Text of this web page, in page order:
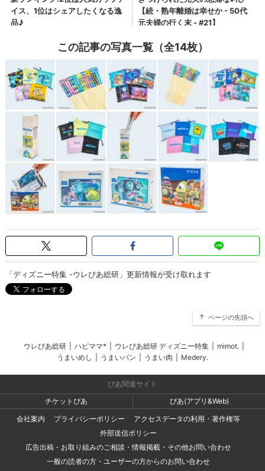
この記事の写真一覧（全14枚）
「ディズニー特集 -ウレぴあ総研」更新情報が受け取れます
ページの先頭へ
ウレぴあ総研 ハピママ* ウレぴあ総研 ディズニー特集 mimot.
うまいめし
うまいパン うまい肉 Medery.
ぴあ関連サイト
チケットぴあ
ぴあ(アプリ&Web)
会社案内
プライバシーポリシー
アクセスデータの利用・著作権等
外部送信ポリシー
広告出稿・お取り組みのご相談・情報掲載・その他お問い合わせ
一般の読者の方・ユーザーの方からのお問い合わせ